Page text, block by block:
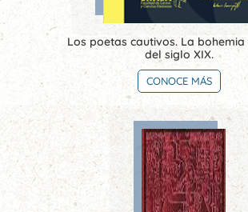
Los poetas cautivos. La bohemia
del siglo XIX.
CONOCE MÁS